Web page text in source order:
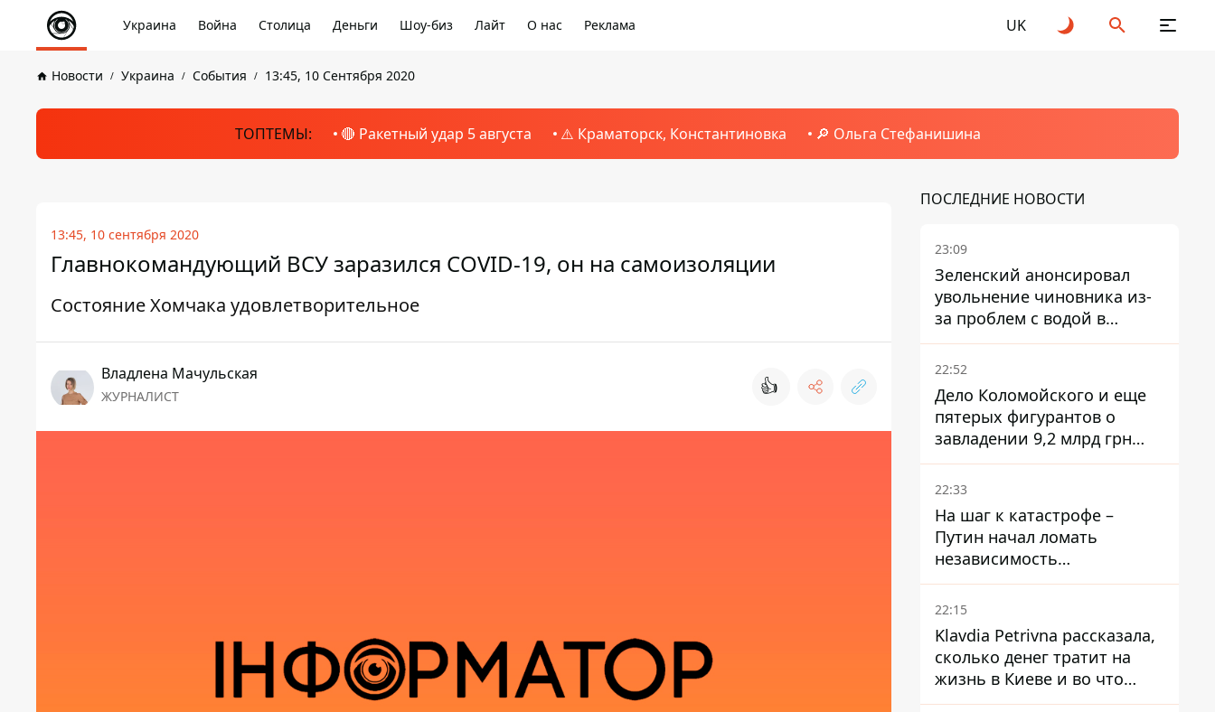
Украина Война Столица Деньги Шоу-биз Лайт О нас Реклама UK
Новости Украина События 13:45, 10 Сентября 2020
ТОПТЕМЫ: 🔴 Ракетный удар 5 августа ⚠️ Краматорск, Константиновка 🔎 Ольга Стефанишина
13:45, 10 сентября 2020
Главнокомандующий ВСУ заразился COVID-19, он на самоизоляции
Состояние Хомчака удовлетворительное
Владлена Мачульская
ЖУРНАЛИСТ 👍
ПОСЛЕДНИЕ НОВОСТИ
23:09
Зеленский анонсировал
увольнение чиновника из-
за проблем с водой в
Марганце
22:52
Дело Коломойского и еще
пятерых фигурантов о
завладении 9,2 млрд грн
ПриватБанка направили в
суд
22:33
На шаг к катастрофе –
Путин начал ломать
независимость
собственного Центробанка,
заставив снизить базовую
ставку
22:15
Klavdia Petrivna рассказала,
сколько денег тратит на
жизнь в Киеве и во что
вкладывает миллионы